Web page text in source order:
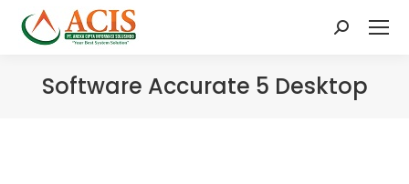
Search:
Software Accurate 5 Desktop